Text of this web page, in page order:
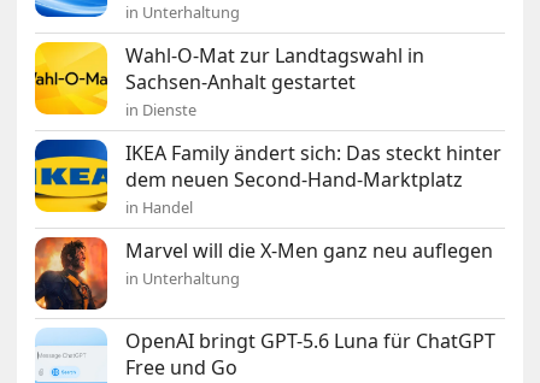
in Unterhaltung
Wahl-O-Mat zur Landtagswahl in
Sachsen-Anhalt gestartet
in Dienste
IKEA Family ändert sich: Das steckt hinter
dem neuen Second-Hand-Marktplatz
in Handel
Marvel will die X-Men ganz neu auflegen
in Unterhaltung
OpenAI bringt GPT-5.6 Luna für ChatGPT
Free und Go